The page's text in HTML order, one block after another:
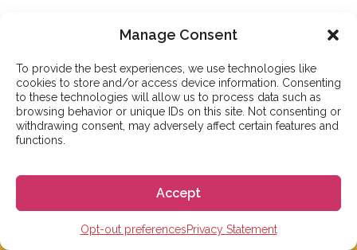
Manage Consent
To provide the best experiences, we use technologies like
cookies to store and/or access device information. Consenting
to these technologies will allow us to process data such as
browsing behavior or unique IDs on this site. Not consenting or
withdrawing consent, may adversely affect certain features and
functions.
Accept
Opt-out preferencesPrivacy Statement
고고에스파냐
문의사항이 있으신가요?
저희 FAQ 페이지를
확인해 보세요.
FAQ